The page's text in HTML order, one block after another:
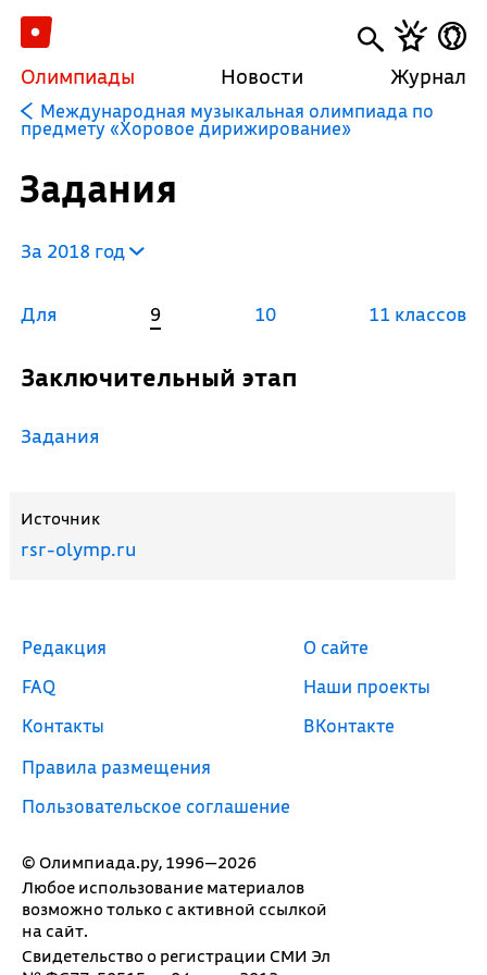
Олимпиады Новости Журнал
Международная музыкальная олимпиада по
предмету «Хоровое дирижирование»
Задания
За 2018 год
Для 9 10 11 классов
Заключительный этап
Задания
Источник
rsr-olymp.ru
© Олимпиада.ру, 1996—2026
Любое использование материалов
возможно только с активной ссылкой
на сайт.
Свидетельство о регистрации СМИ Эл
Редакция
FAQ
Контакты
Правила размещения
Пользовательское соглашение
О сайте
Наши проекты
ВКонтакте